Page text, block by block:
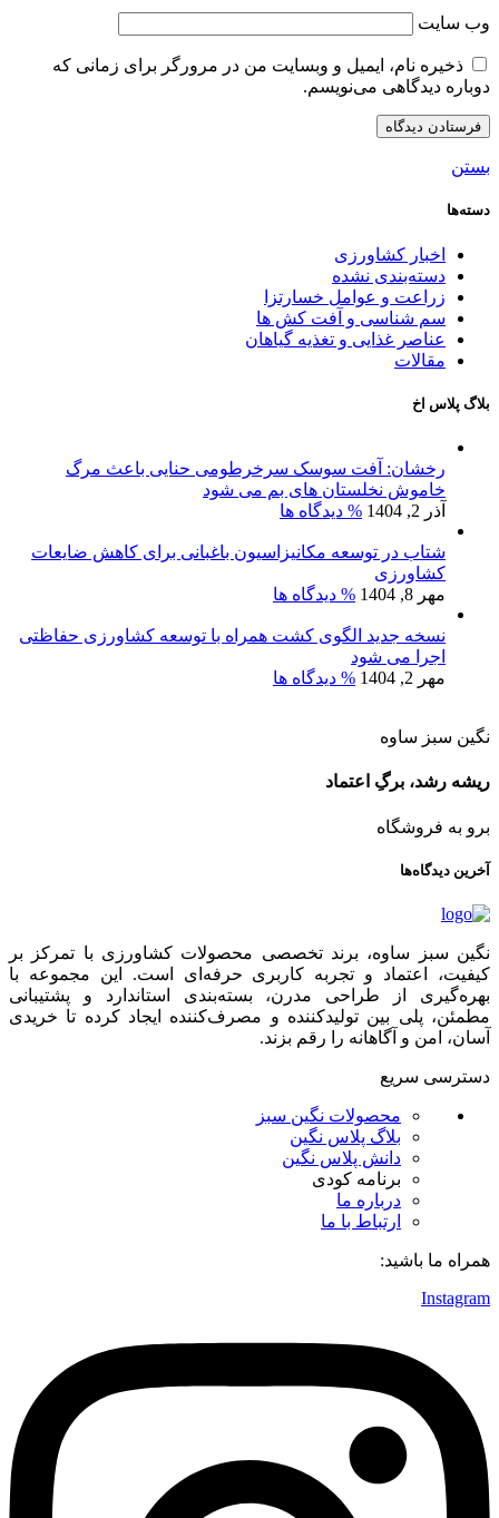
وب‌ سایت
ذخیره نام، ایمیل و وبسایت من در مرورگر برای زمانی که
دوباره دیدگاهی می‌نویسم.
بستن
دسته‌ها
اخبار کشاورزی
دسته‌بندی نشده
زراعت و عوامل خسارتزا
سم شناسی و آفت کش ها
عناصر غذایی و تغذیه گیاهان
مقالات
بلاگ پلاس اخ
رخشان: آفت سوسک سرخرطومی حنایی باعث مرگ
خاموش نخلستان های بم می شود
آذر 2, 1404
% دیدگاه ها
شتاب در توسعه مکانیزاسیون باغبانی برای کاهش ضایعات
کشاورزی
مهر 8, 1404
% دیدگاه ها
نسخه جدید الگوی کشت همراه با توسعه کشاورزی حفاظتی
اجرا می شود
مهر 2, 1404
% دیدگاه ها
نگین سبز ساوه
ریشه رشد، برگِ اعتماد
برو به فروشگاه
آخرین دیدگاه‌ها
نگین سبز ساوه، برند تخصصی محصولات کشاورزی با تمرکز بر
کیفیت، اعتماد و تجربه کاربری حرفه‌ای است. این مجموعه با
بهره‌گیری از طراحی مدرن، بسته‌بندی استاندارد و پشتیبانی
مطمئن، پلی بین تولیدکننده و مصرف‌کننده ایجاد کرده تا خریدی
آسان، امن و آگاهانه را رقم بزند.
دسترسی سریع
محصولات نگین سبز
بلاگ پلاس نگین
دانش پلاس نگین
برنامه کودی
درباره ما
ارتباط با ما
همراه ما باشید:
Instagram